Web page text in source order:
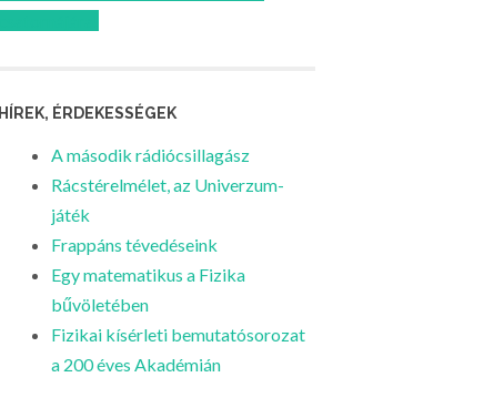
HÍREK, ÉRDEKESSÉGEK
A második rádiócsillagász
Rácstérelmélet, az Univerzum-
játék
Frappáns tévedéseink
Egy matematikus a Fizika
bűvöletében
Fizikai kísérleti bemutatósorozat
a 200 éves Akadémián